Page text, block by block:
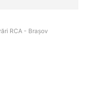
RCA - Braşov